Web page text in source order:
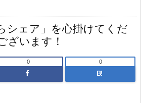
シェア」を心掛けてくだ
ざいます！
0
B!
0